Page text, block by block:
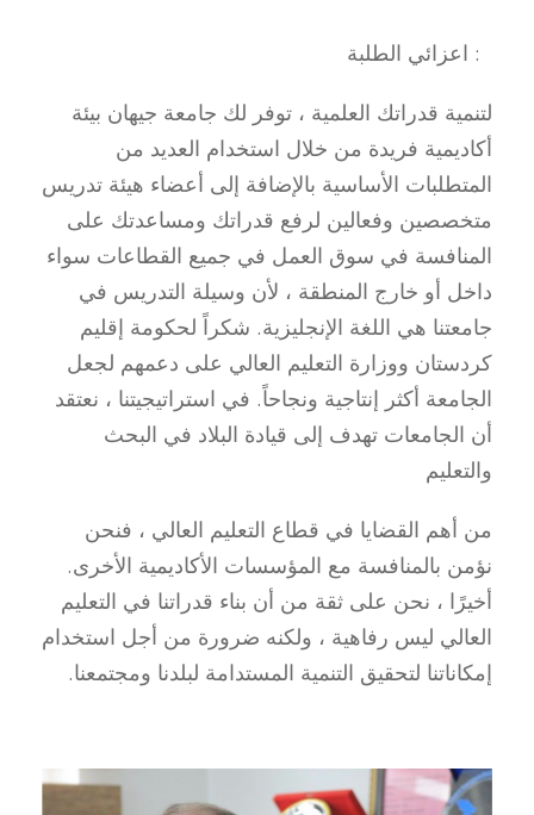
: اعزائي الطلبة
لتنمية قدراتك العلمية ، توفر لك جامعة جيهان بيئة
أكاديمية فريدة من خلال استخدام العديد من
المتطلبات الأساسية بالإضافة إلى أعضاء هيئة تدريس
متخصصين وفعالين لرفع قدراتك ومساعدتك على
المنافسة في سوق العمل في جميع القطاعات سواء
داخل أو خارج المنطقة ، لأن وسيلة التدريس في
جامعتنا هي اللغة الإنجليزية. شكراً لحكومة إقليم
كردستان ووزارة التعليم العالي على دعمهم لجعل
الجامعة أكثر إنتاجية ونجاحاً. في استراتيجيتنا ، نعتقد
أن الجامعات تهدف إلى قيادة البلاد في البحث
والتعليم
من أهم القضايا في قطاع التعليم العالي ، فنحن
نؤمن بالمنافسة مع المؤسسات الأكاديمية الأخرى.
أخيرًا ، نحن على ثقة من أن بناء قدراتنا في التعليم
العالي ليس رفاهية ، ولكنه ضرورة من أجل استخدام
إمكاناتنا لتحقيق التنمية المستدامة لبلدنا ومجتمعنا.